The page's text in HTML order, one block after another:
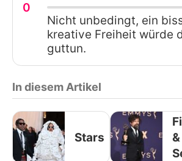
0
Nicht unbedingt, ein
kreative Freiheit würde
guttun.
In diesem Artikel
Stars
&